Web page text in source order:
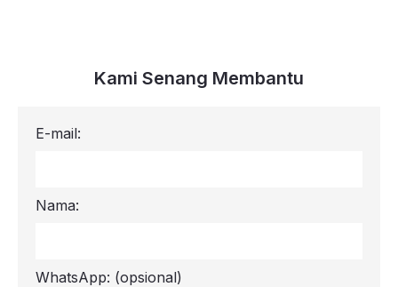
Kami Senang Membantu
E-mail:
Nama:
WhatsApp: (opsional)